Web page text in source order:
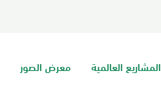
المشاريع العالمية معرض الصور